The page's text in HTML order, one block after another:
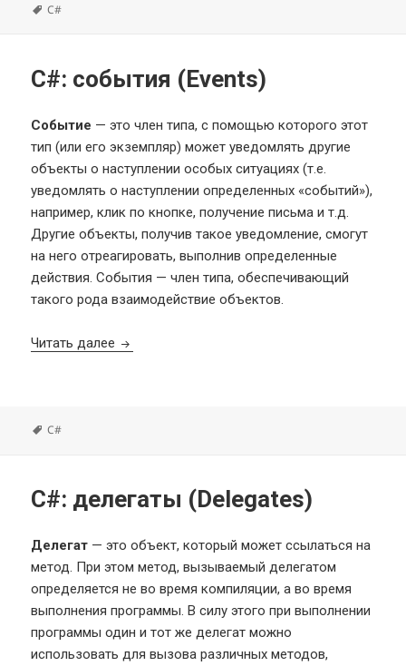
Метки
C#
C#: события (Events)
Событие — это член типа, с помощью которого этот
тип (или его экземпляр) может уведомлять другие
объекты о наступлении особых ситуациях (т.е.
уведомлять о наступлении определенных «событий»),
например, клик по кнопке, получение письма и т.д.
Другие объекты, получив такое уведомление, смогут
на него отреагировать, выполнив определенные
действия. События — член типа, обеспечивающий
такого рода взаимодействие объектов.
Читать далее C#: события (Events)
Метки
C#
C#: делегаты (Delegates)
Делегат — это объект, который может ссылаться на
метод. При этом метод, вызываемый делегатом
определяется не во время компиляции, а во время
выполнения программы. В силу этого при выполнении
программы один и тот же делегат можно
использовать для вызова различных методов,